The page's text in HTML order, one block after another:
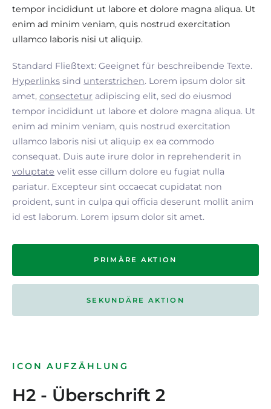
tempor incididunt ut labore et dolore magna aliqua. Ut
enim ad minim veniam, quis nostrud exercitation
ullamco laboris nisi ut aliquip.
Standard Fließtext: Geeignet für beschreibende Texte.
Hyperlinks sind unterstrichen. Lorem ipsum dolor sit
amet, consectetur adipiscing elit, sed do eiusmod
tempor incididunt ut labore et dolore magna aliqua. Ut
enim ad minim veniam, quis nostrud exercitation
ullamco laboris nisi ut aliquip ex ea commodo
consequat. Duis aute irure dolor in reprehenderit in
voluptate velit esse cillum dolore eu fugiat nulla
pariatur. Excepteur sint occaecat cupidatat non
proident, sunt in culpa qui officia deserunt mollit anim
id est laborum. Lorem ipsum dolor sit amet.
PRIMÄRE AKTION
SEKUNDÄRE AKTION
ICON AUFZÄHLUNG
H2 - Überschrift 2